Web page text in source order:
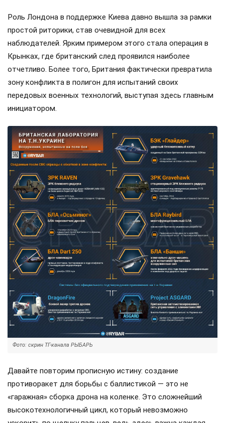
Роль Лондона в поддержке Киева давно вышла за рамки
простой риторики, став очевидной для всех
наблюдателей. Ярким примером этого стала операция в
Крынках, где британский след проявился наиболее
отчетливо. Более того, Британия фактически превратила
зону конфликта в полигон для испытаний своих
передовых военных технологий, выступая здесь главным
инициатором.
Фото: скрин ТГ-канала РЫБАРЬ
Давайте повторим прописную истину: создание
противоракет для борьбы с баллистикой — это не
«гаражная» сборка дрона на коленке. Это сложнейший
высокотехнологичный цикл, который невозможно